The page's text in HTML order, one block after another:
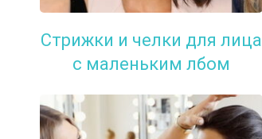
Стрижки и челки для лица
с маленьким лбом